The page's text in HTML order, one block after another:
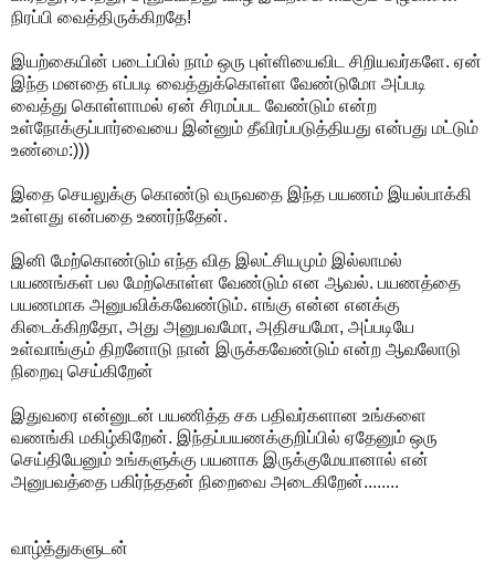
நிரப்பி வைத்திருக்கிறதே!
இயற்கையின் படைப்பில் நாம் ஒரு புள்ளியைவிட சிறியவர்களே. ஏன்
இந்த மனதை எப்படி வைத்துக்கொள்ள வேண்டுமோ அப்படி
வைத்து கொள்ளாமல் ஏன் சிரமப்பட வேண்டும் என்ற
உள்நோக்குப்பார்வையை இன்னும் தீவிரப்படுத்தியது என்பது மட்டும்
உண்மை:)))
இதை செயலுக்கு கொண்டு வருவதை இந்த பயணம் இயல்பாக்கி
உள்ளது என்பதை உணர்ந்தேன்.
இனி மேற்கொண்டும் எந்த வித இலட்சியமும் இல்லாமல்
பயணங்கள் பல மேற்கொள்ள வேண்டும் என ஆவல். பயணத்தை
பயணமாக அனுபவிக்கவேண்டும். எங்கு என்ன எனக்கு
கிடைக்கிறதோ, அது அனுபவமோ, அதிசயமோ, அப்படியே
உள்வாங்கும் திறனோடு நான் இருக்கவேண்டும் என்ற ஆவலோடு
நிறைவு செய்கிறேன்
இதுவரை என்னுடன் பயணித்த சக பதிவர்களான உங்களை
வணங்கி மகிழ்கிறேன். இந்தப்பயணக்குறிப்பில் ஏதேனும் ஒரு
செய்தியேனும் உங்களுக்கு பயனாக இருக்குமேயானால் என்
அனுபவத்தை பகிர்ந்ததன் நிறைவை அடைகிறேன்........
வாழ்த்துகளுடன்